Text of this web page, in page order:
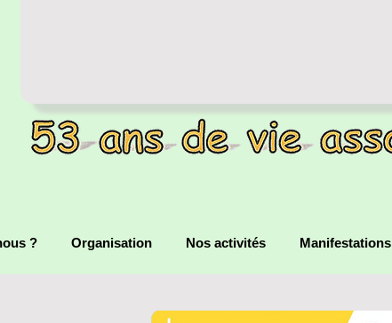
? Organisation Nos activités Manifestations